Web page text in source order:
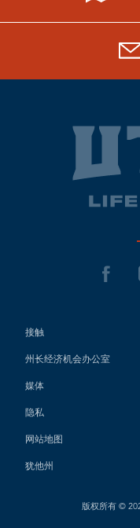
接触
州长经济机会办公室
媒体
隐私
网站地图
犹他州
版权所有 ©